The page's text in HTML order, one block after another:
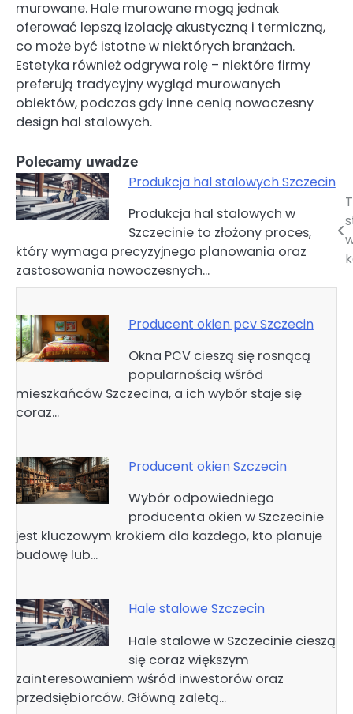
murowane. Hale murowane mogą jednak
oferować lepszą izolację akustyczną i termiczną,
co może być istotne w niektórych branżach.
Estetyka również odgrywa rolę – niektóre firmy
preferują tradycyjny wygląd murowanych
obiektów, podczas gdy inne cenią nowoczesny
design hal stalowych.
Polecamy uwadze
Produkcja hal stalowych Szczecin
Produkcja hal stalowych w
Szczecinie to złożony proces,
który wymaga precyzyjnego planowania oraz
zastosowania nowoczesnych…
Producent okien pcv Szczecin
Okna PCV cieszą się rosnącą
popularnością wśród
mieszkańców Szczecina, a ich wybór staje się
coraz…
Producent okien Szczecin
Wybór odpowiedniego
producenta okien w Szczecinie
jest kluczowym krokiem dla każdego, kto planuje
budowę lub…
Hale stalowe Szczecin
Hale stalowe w Szczecinie cieszą
się coraz większym
zainteresowaniem wśród inwestorów oraz
przedsiębiorców. Główną zaletą…
Nawigacja